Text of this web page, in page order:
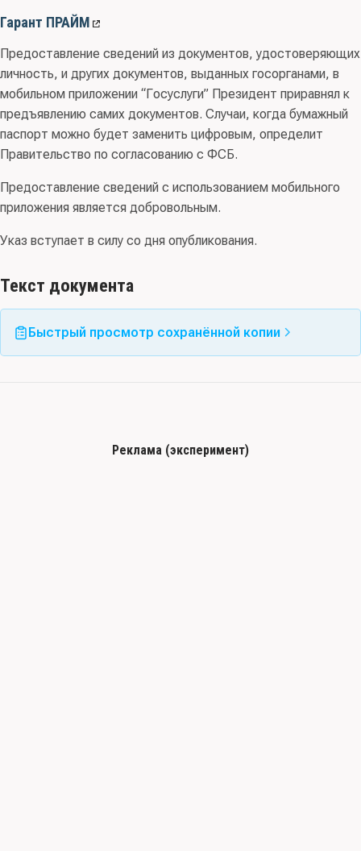
Гарант ПРАЙМ
Предоставление сведений из документов, удостоверяющих
личность, и других документов, выданных госорганами, в
мобильном приложении “Госуслуги” Президент приравнял к
предъявлению самих документов. Случаи, когда бумажный
паспорт можно будет заменить цифровым, определит
Правительство по согласованию с ФСБ.
Предоставление сведений с использованием мобильного
приложения является добровольным.
Указ вступает в силу со дня опубликования.
Текст документа
Быстрый просмотр сохранённой копии
Реклама (эксперимент)